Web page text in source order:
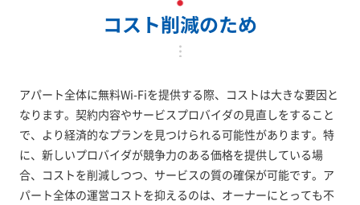
コスト削減のため
アパート全体に無料Wi-Fiを提供する際、コストは大きな要因と
なります。契約内容やサービスプロバイダの見直しをすること
で、より経済的なプランを見つけられる可能性があります。特
に、新しいプロバイダが競争力のある価格を提供している場
合、コストを削減しつつ、サービスの質の確保が可能です。ア
パート全体の運営コストを抑えるのは、オーナーにとっても不